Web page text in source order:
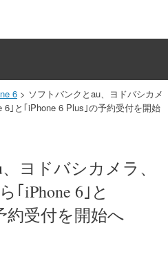
6 > ソフトバンクとau、ヨドバシカメ
6｣と｢iPhone 6 Plus｣の予約受付を開始
ヨドバシカメラ、
｢iPhone 6｣と
約受付を開始へ